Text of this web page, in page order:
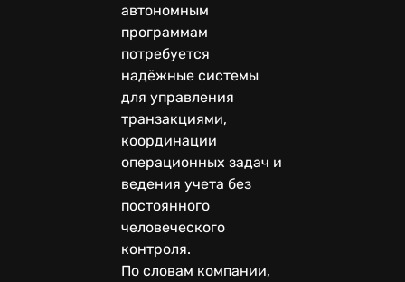
автономным
программам
потребуется
надёжные системы
для управления
транзакциями,
координации
операционных задач и
ведения учета без
постоянного
человеческого
контроля.
По словам компании,